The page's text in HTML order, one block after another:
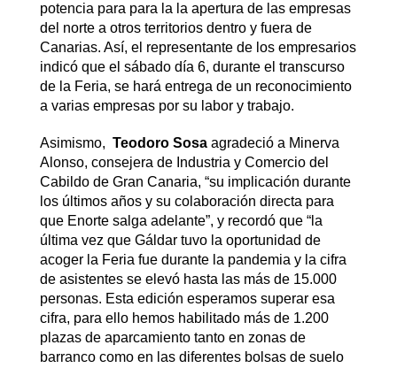
potencia para para la la apertura de las empresas
del norte a otros territorios dentro y fuera de
Canarias. Así, el representante de los empresarios
indicó que el sábado día 6, durante el transcurso
de la Feria, se hará entrega de un reconocimiento
a varias empresas por su labor y trabajo.
Asimismo, Teodoro Sosaagradeció a Minerva
Alonso, consejera de Industria y Comercio del
Cabildo de Gran Canaria, “su implicación durante
los últimos años y su colaboración directa para
que Enorte salga adelante”, y recordó que “la
última vez que Gáldar tuvo la oportunidad de
acoger la Feria fue durante la pandemia y la cifra
de asistentes se elevó hasta las más de 15.000
personas. Esta edición esperamos superar esa
cifra, para ello hemos habilitado más de 1.200
plazas de aparcamiento tanto en zonas de
barranco como en las diferentes bolsas de suelo